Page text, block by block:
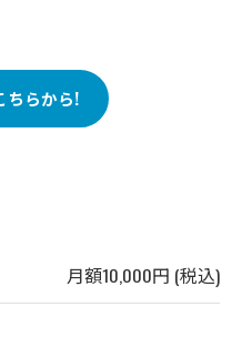
ちらから!
月額10,000円 (税込)